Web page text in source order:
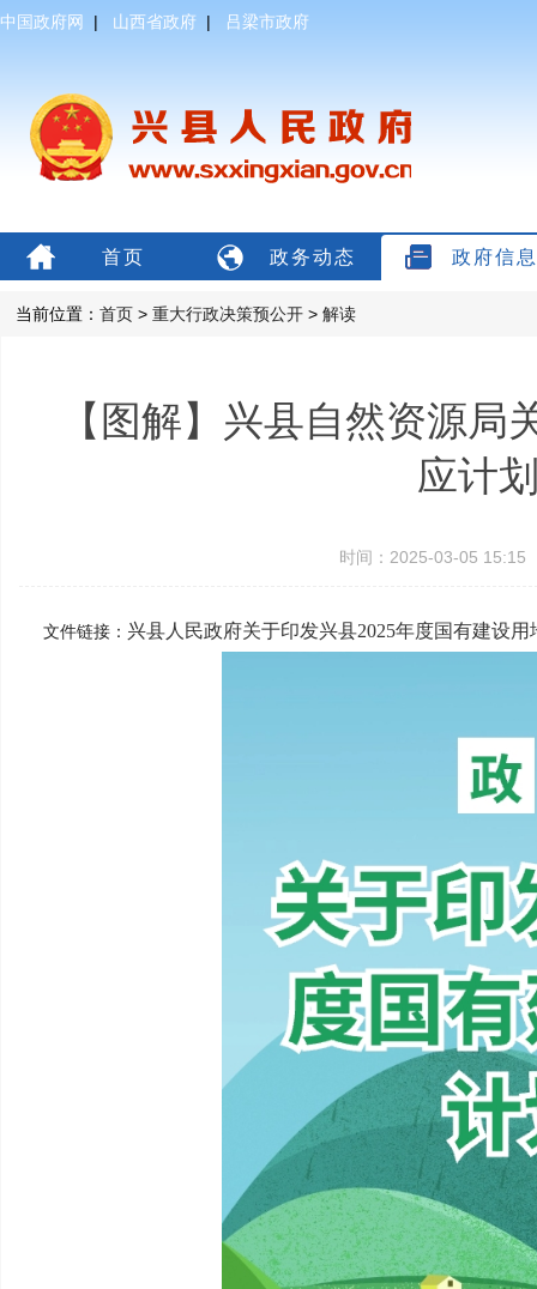
中国政府网 | 山西省政府 | 吕梁市政府
首页 政务动态 政府信
当前位置： 首页 > 重大行政决策预公开 > 解读
【图解】兴县自然资源
应计
时间：2025-03-05
文件链接： 兴县人民政府关于印发兴县2025年度国有建设